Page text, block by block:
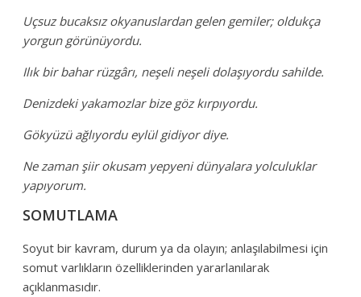
Uçsuz bucaksız okyanuslardan gelen gemiler; oldukça
yorgun görünüyordu.
Ilık bir bahar rüzgârı, neşeli neşeli dolaşıyordu sahilde.
Denizdeki yakamozlar bize göz kırpıyordu.
Gökyüzü ağlıyordu eylül gidiyor diye.
Ne zaman şiir okusam yepyeni dünyalara yolculuklar
yapıyorum.
SOMUTLAMA
Soyut bir kavram, durum ya da olayın; anlaşılabilmesi için
somut varlıkların özelliklerinden yararlanılarak
açıklanmasıdır.